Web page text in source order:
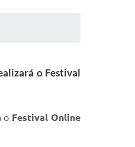
o Festival
o Festival Online